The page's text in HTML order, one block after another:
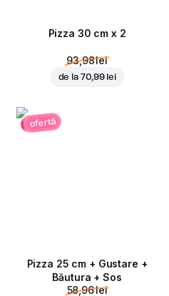
Pizza 30 cm x 2
93,98 lei
de la 70,99 lei
ofertă
Pizza 25 cm + Gustare +
Băutura + Sos
58,96 lei